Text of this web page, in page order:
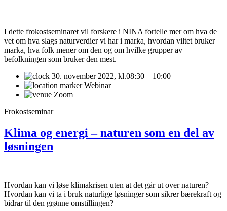
I dette frokostseminaret vil forskere i NINA fortelle mer om hva de
vet om hva slags naturverdier vi har i marka, hvordan viltet bruker
marka, hva folk mener om den og om hvilke grupper av
befolkningen som bruker den mest.
30. november 2022, kl.08:30 – 10:00
Webinar
Zoom
Frokostseminar
Klima og energi – naturen som en del av
løsningen
Hvordan kan vi løse klimakrisen uten at det går ut over naturen?
Hvordan kan vi ta i bruk naturlige løsninger som sikrer bærekraft og
bidrar til den grønne omstillingen?